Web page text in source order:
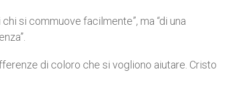
si commuove facilmente”, ma “di una
di coloro che si vogliono aiutare. Cristo